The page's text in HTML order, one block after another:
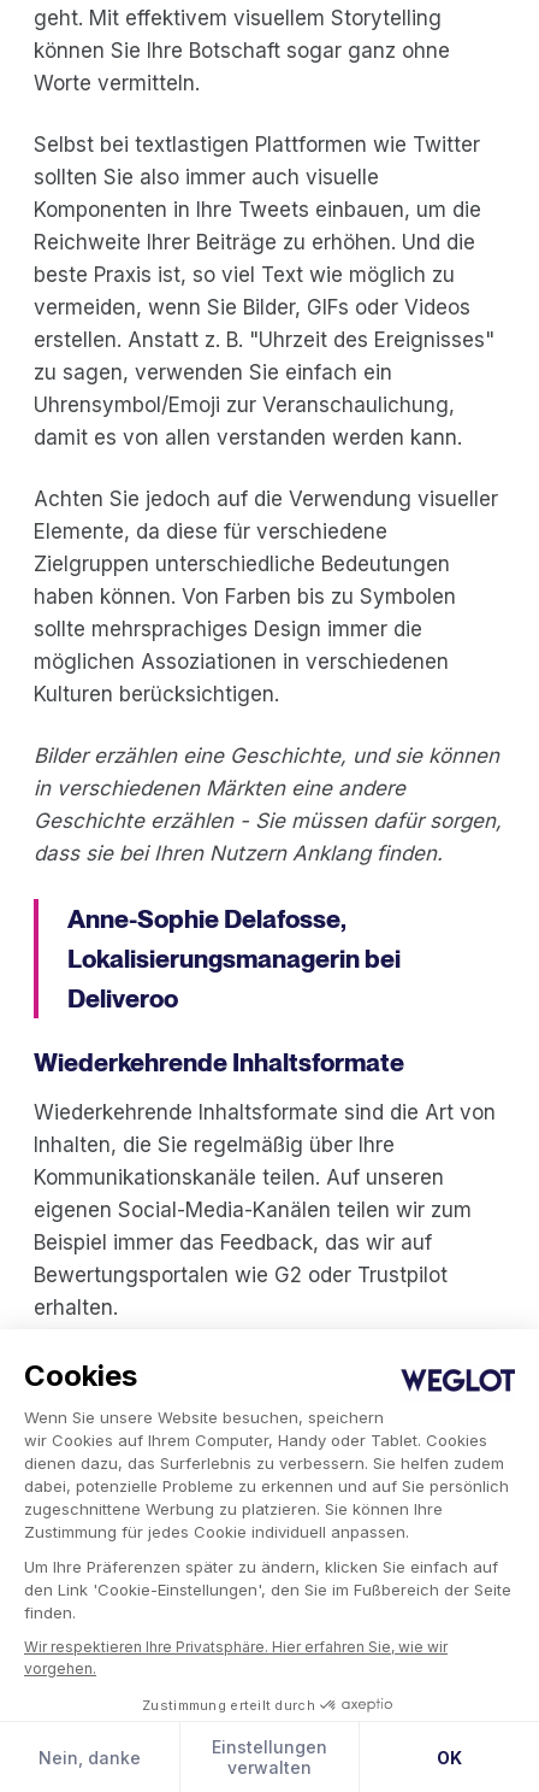
Cookies
Wenn Sie unsere Website besuchen, speichern
wir Cookies auf Ihrem Computer, Handy oder Tablet. Cookies
dienen dazu, das Surferlebnis zu verbessern. Sie helfen zudem
dabei, potenzielle Probleme zu erkennen und auf Sie persönlich
zugeschnittene Werbung zu platzieren. Sie können Ihre
Zustimmung für jedes Cookie individuell anpassen.
Um Ihre Präferenzen später zu ändern, klicken Sie einfach auf
den Link 'Cookie-Einstellungen', den Sie im Fußbereich der Seite
finden.
Wir respektieren Ihre Privatsphäre. Hier erfahren Sie, wie wir
vorgehen.
Zustimmung erteilt durch
Nein, danke
Einstellungen
verwalten
OK
geht. Mit effektivem visuellem Storytelling
können Sie Ihre Botschaft sogar ganz ohne
Worte vermitteln.
Selbst bei textlastigen Plattformen wie Twitter
sollten Sie also immer auch visuelle
Komponenten in Ihre Tweets einbauen, um die
Reichweite Ihrer Beiträge zu erhöhen. Und die
beste Praxis ist, so viel Text wie möglich zu
vermeiden, wenn Sie Bilder, GIFs oder Videos
erstellen. Anstatt z. B. "Uhrzeit des Ereignisses"
zu sagen, verwenden Sie einfach ein
Uhrensymbol/Emoji zur Veranschaulichung,
damit es von allen verstanden werden kann.
Achten Sie jedoch auf die Verwendung visueller
Elemente, da diese für verschiedene
Zielgruppen unterschiedliche Bedeutungen
haben können. Von Farben bis zu Symbolen
sollte mehrsprachiges Design immer die
möglichen Assoziationen in verschiedenen
Kulturen berücksichtigen.
Bilder erzählen eine Geschichte, und sie können
in verschiedenen Märkten eine andere
Geschichte erzählen - Sie müssen dafür sorgen,
dass sie bei Ihren Nutzern Anklang finden.
Anne-Sophie Delafosse,
Lokalisierungsmanagerin bei
Deliveroo
Wiederkehrende Inhaltsformate
Wiederkehrende Inhaltsformate sind die Art von
Inhalten, die Sie regelmäßig über Ihre
Kommunikationskanäle teilen. Auf unseren
eigenen Social-Media-Kanälen teilen wir zum
Beispiel immer das Feedback, das wir auf
Bewertungsportalen wie G2 oder Trustpilot
erhalten.
Diese Art von regelmäßigen Inhalten hilft Ihrem
es sich an das wiederkehrende Format gewöhnt.
Außerdem ist sie für Vermarkter praktischer, da
sie weniger Vorbereitungszeit erfordert und sich
mit weniger Aufwand in verschiedene Sprachen
übersetzen lässt.
Festlegung eines
internationalen Ansatzes für
Social Media Postings